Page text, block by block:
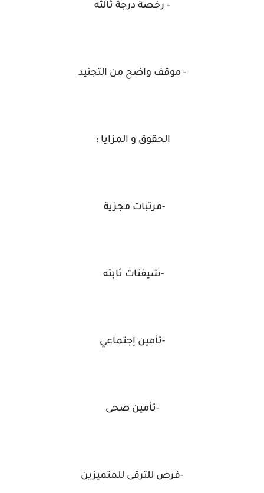
- رخصة درجة ثالثه
- موقف واضح من التجنيد
الحقوق و المزايا :
-مرتبات مجزية
-شيفتات ثابته
-تأمين إجتماعي
-تأمين صحى
-فرص للترقى للمتميزين